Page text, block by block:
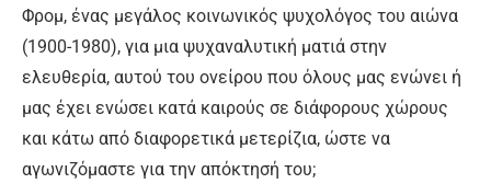
Φρομ, ένας μεγάλος κοινωνικός ψυχολόγος του αιώνα
(1900-1980), για μια ψυχαναλυτική ματιά στην
ελευθερία, αυτού του ονείρου που όλους μας ενώνει ή
μας έχει ενώσει κατά καιρούς σε διάφορους χώρους
και κάτω από διαφορετικά μετερίζια, ώστε να
αγωνιζόμαστε για την απόκτησή του;